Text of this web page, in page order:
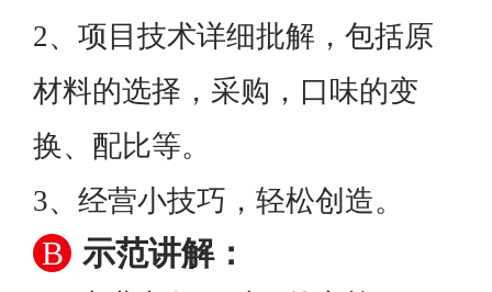
2、项目技术详细批解，包括原
材料的选择，采购，口味的变
换、配比等。
3、经营小技巧，轻松创造。
B 示范讲解：